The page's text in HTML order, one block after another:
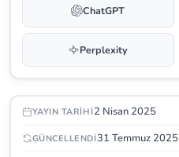
ChatGPT
Perplexity
YAYIN TARIHI2 Nisan 2025
GÜNCELLENDI31 Temmuz 2025